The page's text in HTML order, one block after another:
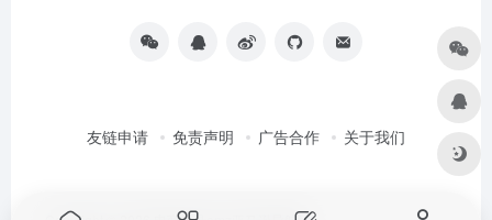
友链申请 免责声明 广告合作 关于我们